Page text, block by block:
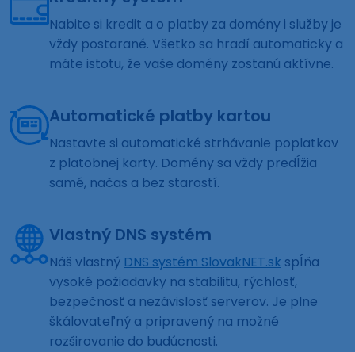
Nabite si kredit a o platby za domény i služby je
vždy postarané. Všetko sa hradí automaticky a
máte istotu, že vaše domény zostanú aktívne.
Automatické platby kartou
Nastavte si automatické strhávanie poplatkov
z platobnej karty. Domény sa vždy predĺžia
samé, načas a bez starostí.
Vlastný DNS systém
Náš vlastný DNS systém SlovakNET.sk spĺňa
vysoké požiadavky na stabilitu, rýchlosť,
bezpečnosť a nezávislosť serverov. Je plne
škálovateľný a pripravený na možné
rozširovanie do budúcnosti.